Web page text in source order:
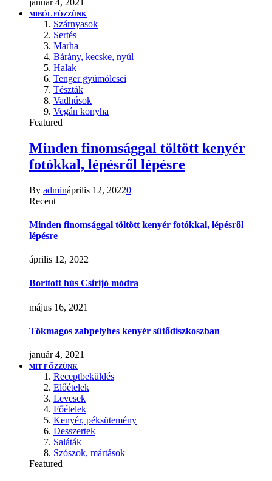
MIBŐL FŐZZÜNK
Szárnyasok
Sertés
Marha
Bárány, kecske, nyúl
Halak
Tenger gyümölcsei
Tészták
Vadhúsok
Vegán konyha
Featured
Minden finomsággal töltött kenyér
fotókkal, lépésről lépésre
By admináprilis 12, 20220
Recent
Minden finomsággal töltött kenyér fotókkal, lépésről
lépésre
április 12, 2022
Borított hús Csirijó módra
május 16, 2021
Tökmagos zabpelyhes kenyér sütődiszkoszban
január 4, 2021
MIT FŐZZÜNK
Receptbeküldés
Előételek
Levesek
Főételek
Kenyér, péksütemény
Desszertek
Saláták
Szószok, mártások
Featured